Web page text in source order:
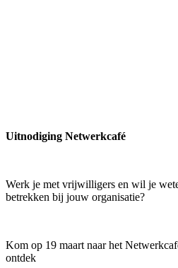
Uitnodiging Netwerkcafé
Werk je met vrijwilligers en wil je
betrekken bij jouw organisatie?
Kom op 19 maart naar het
ontdek